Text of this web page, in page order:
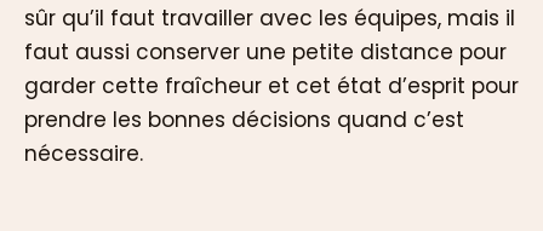
sûr qu’il faut travailler avec les équipes, mais il
faut aussi conserver une petite distance pour
garder cette fraîcheur et cet état d’esprit pour
prendre les bonnes décisions quand c’est
nécessaire.